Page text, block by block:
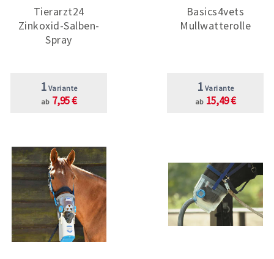
Tierarzt24
Zinkoxid-Salben-
Spray
1 Variante
ab 7,95 €
Basics4vets
Mullwatterolle
1 Variante
ab 15,49 €